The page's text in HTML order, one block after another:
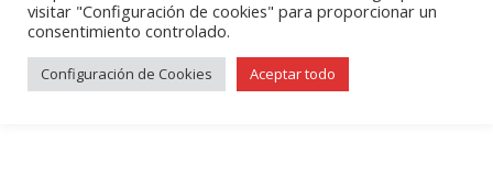
una
ventana/pestaña
una
ventana/pestaña
una
ventana/pestaña
unauna
(Compañía del Norte y Renfe)
– Fotografías
visitar "Configuración de cookies" para proporcionar un
consentimiento controlado.
Configuración de Cookies Aceptar todo